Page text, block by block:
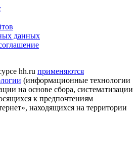
данных
hh.ru применяются
(информационные технологии
на основе сбора, систематизации
к предпочтениям
находящихся на территории